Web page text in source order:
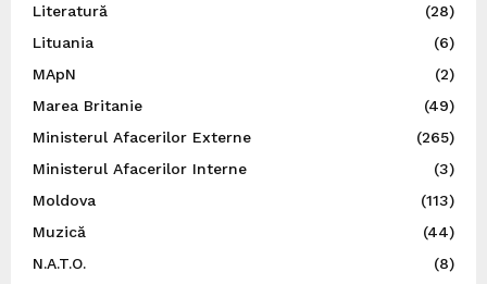
Literatură
(28)
Lituania
(6)
MApN
(2)
Marea Britanie
(49)
Ministerul Afacerilor Externe
(265)
Ministerul Afacerilor Interne
(3)
Moldova
(113)
Muzică
(44)
N.A.T.O.
(8)